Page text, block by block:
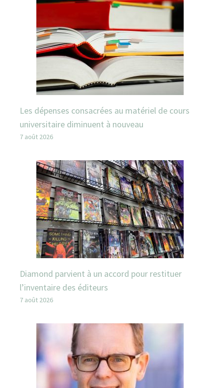
Les dépenses consacrées au matériel de cours
universitaire diminuent à nouveau
7 août 2026
Diamond parvient à un accord pour restituer
l’inventaire des éditeurs
7 août 2026